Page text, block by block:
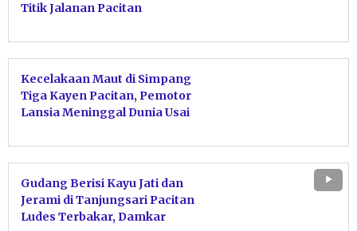
Titik Jalanan Pacitan
Kecelakaan Maut di Simpang
Tiga Kayen Pacitan, Pemotor
Lansia Meninggal Dunia Usai
Gudang Berisi Kayu Jati dan
Jerami di Tanjungsari Pacitan
Ludes Terbakar, Damkar